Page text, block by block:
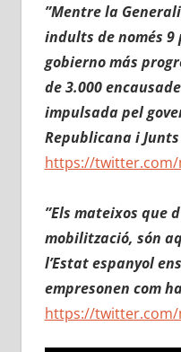
”Mentre la
indults de només 9
gobierno más
de 3.000
impulsada pel
Republicana i Junts
https://twitter.com/
”Els mateixos que
mobilització, són
l’Estat espanyol
empresonen com
https://twitter.com/